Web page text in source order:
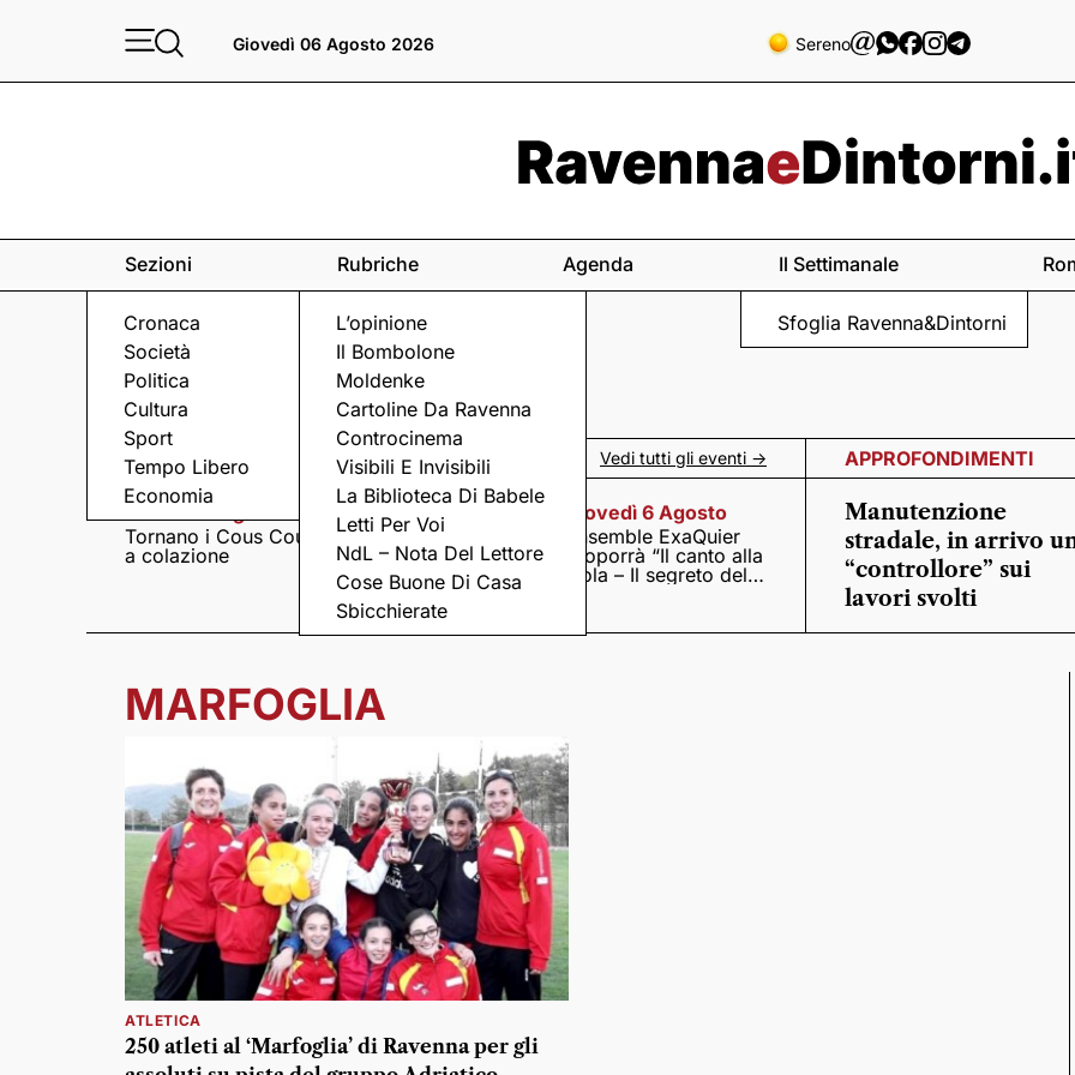
Giovedì 06 Agosto 2026 Sereno
Sezioni
Cronaca
Società
Politica
Cultura
Sport
Tempo Libero
Economia
Rubriche
L’opinione
Il Bombolone
Moldenke
Cartoline Da Ravenna
Controcinema
Visibili E Invisibili
La Biblioteca Di Babele
Letti Per Voi
NdL – Nota Del Lettore
Cose Buone Di Casa
Sbicchierate
Agenda Il Settimanale
Sfoglia Ravenna&Dintorni
Eventi a Ravenna e dintorni Vedi tutti gli eventi ->
Tornano i Cous Cous
a colazione
Giovedì 6 Agosto
Visita serale nella
Pieve romanica di
San Pietro in Sylvis
Giovedì 6 Agosto
Ensemble ExaQuier
proporrà “Il canto alla
viola – Il segreto del
APPROFONDIMENTI
Manutenzione
stradale, in arrivo
“controllore” sui
lavori svolti
MARFOGLIA
ATLETICA
250 atleti al ‘Marfoglia’ di Ravenna per gli